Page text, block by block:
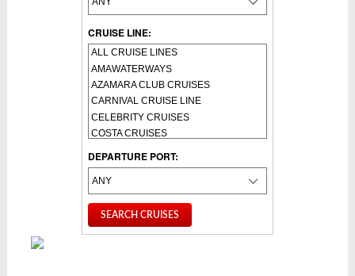
CRUISE LINE:
DEPARTURE PORT: